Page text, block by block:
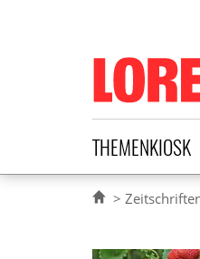
Lorenz
THEMENKIOSK